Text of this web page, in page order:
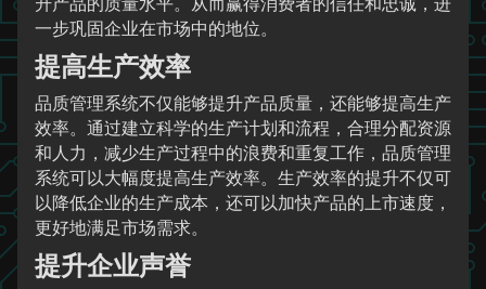
一步巩固企业在市场中的地位。
提高生产效率
品质管理系统不仅能够提升产品质量，还能够提高生产
效率。通过建立科学的生产计划和流程，合理分配资源
和人力，减少生产过程中的浪费和重复工作，品质管理
系统可以大幅度提高生产效率。生产效率的提升不仅可
以降低企业的生产成本，还可以加快产品的上市速度，
更好地满足市场需求。
提升企业声誉